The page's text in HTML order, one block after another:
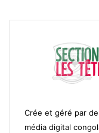
Crée et géré par
média digital